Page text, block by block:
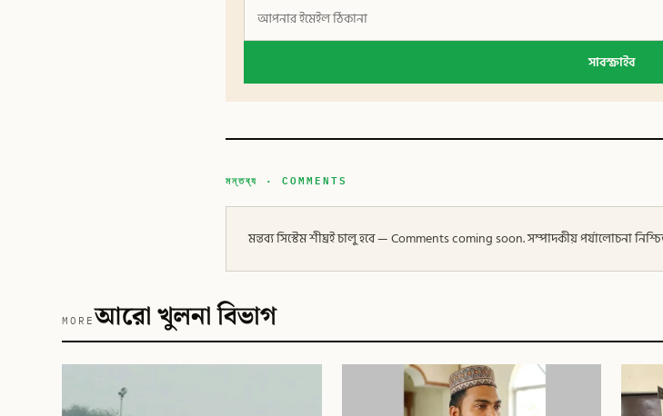
সাবস্ক্রাইব
মন্তব্য · COMMENTS
মন্তব্য সিস্টেম শীঘ্রই চালু হবে — Comments coming soon. সম্পাদকীয় পর্যালোচনা
MOREআরো খুলনা বিভাগ